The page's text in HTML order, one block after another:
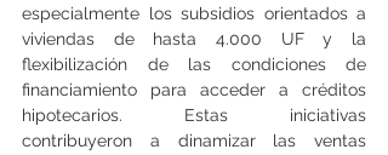
especialmente los subsidios orientados a
viviendas de hasta 4.000 UF y la
flexibilización de las condiciones de
financiamiento para acceder a créditos
hipotecarios. Estas iniciativas
contribuyeron a dinamizar las ventas